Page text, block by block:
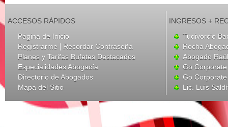
ACCESOS RÁPIDOS
Página de Inicio
Registrarme | Recordar Contraseña
Planes y Tarifas Bufetes Destacados
Especialidades Abogacía
Directorio de Abogados
Mapa del Sitio
INGRESOS +
Tudivorcio
Rocha
Abogado
Go
Go
Lic. Luis